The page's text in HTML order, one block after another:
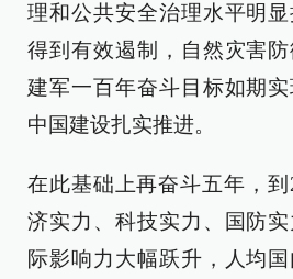
理和公共安全治理水平明
得到有效遏制，自然灾害防
建军一百年奋斗目标如期
中国建设扎实推进。
在此基础上再奋斗五年，
济实力、科技实力、国防
际影响力大幅跃升，人均